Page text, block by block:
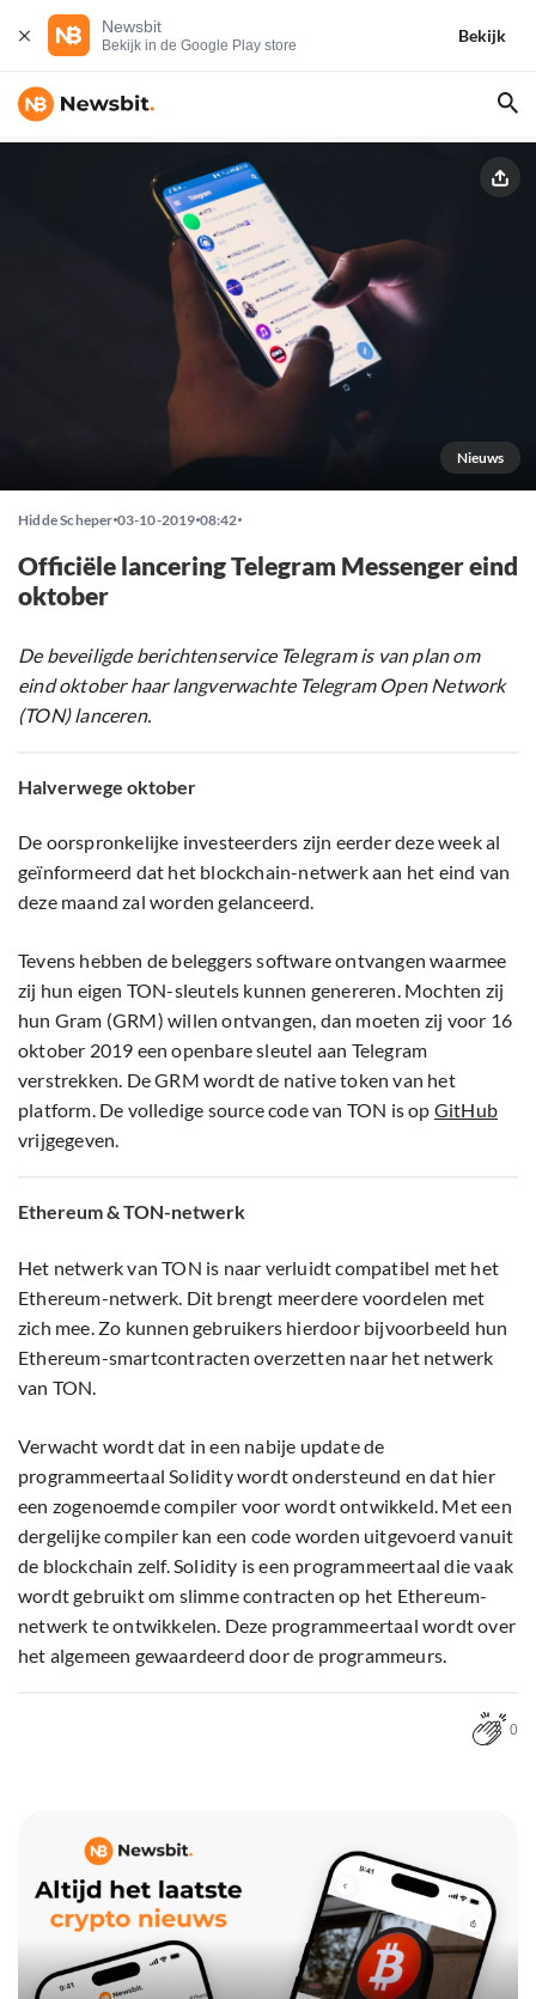
Newsbit
Bekijk in de Google Play store
Bekijk
Nieuws
Hidde Scheper 03-10-2019 08:42
Officiële lancering Telegram Messenger eind
oktober
De beveiligde berichtenservice Telegram is van plan om
eind oktober haar langverwachte Telegram Open Network
(TON) lanceren.
Halverwege oktober
De oorspronkelijke investeerders zijn eerder deze week al
geïnformeerd dat het blockchain-netwerk aan het eind van
deze maand zal worden gelanceerd.
Tevens hebben de beleggers software ontvangen waarmee
zij hun eigen TON-sleutels kunnen genereren. Mochten zij
hun Gram (GRM) willen ontvangen, dan moeten zij voor 16
oktober 2019 een openbare sleutel aan Telegram
verstrekken. De GRM wordt de native token van het
platform. De volledige source code van TON is op GitHub
vrijgegeven.
Ethereum & TON-netwerk
Het netwerk van TON is naar verluidt compatibel met het
Ethereum-netwerk. Dit brengt meerdere voordelen met
zich mee. Zo kunnen gebruikers hierdoor bijvoorbeeld hun
Ethereum-smartcontracten overzetten naar het netwerk
van TON.
Verwacht wordt dat in een nabije update de
programmeertaal Solidity wordt ondersteund en dat hier
een zogenoemde compiler voor wordt ontwikkeld. Met een
dergelijke compiler kan een code worden uitgevoerd vanuit
de blockchain zelf. Solidity is een programmeertaal die vaak
wordt gebruikt om slimme contracten op het Ethereum-
netwerk te ontwikkelen. Deze programmeertaal wordt over
het algemeen gewaardeerd door de programmeurs.
0